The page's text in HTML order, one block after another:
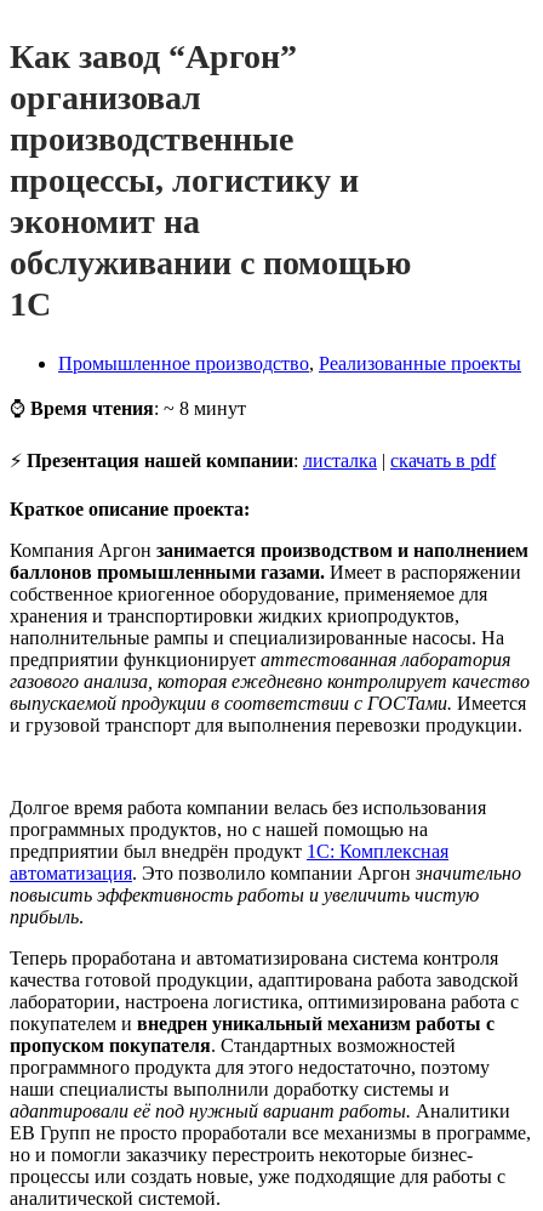
Как завод “Аргон”
организовал
производственные
процессы, логистику и
экономит на
обслуживании с помощью
1С
Промышленное производство, Реализованные проекты
⌚ Время чтения: ~ 8 минут
⚡ Презентация нашей компании: листалка | скачать в pdf
Краткое описание проекта:
Компания Аргон занимается производством и наполнением
баллонов промышленными газами. Имеет в распоряжении
собственное криогенное оборудование, применяемое для
хранения и транспортировки жидких криопродуктов,
наполнительные рампы и специализированные насосы. На
предприятии функционирует аттестованная лаборатория
газового анализа, которая ежедневно контролирует качество
выпускаемой продукции в соответствии с ГОСТами. Имеется
и грузовой транспорт для выполнения перевозки продукции.
Долгое время работа компании велась без использования
программных продуктов, но с нашей помощью на
предприятии был внедрён продукт 1С: Комплексная
автоматизация. Это позволило компании Аргонзначительно
повысить эффективность работы и увеличить чистую
прибыль.
Теперь проработана и автоматизирована система контроля
качества готовой продукции, адаптирована работа заводской
лаборатории, настроена логистика, оптимизирована работа с
покупателем и внедрен уникальный механизм работы с
пропуском покупателя. Стандартных возможностей
программного продукта для этого недостаточно, поэтому
наши специалисты выполнили доработку системы и
адаптировали её под нужный вариант работы. Аналитики
ЕВ Групп не просто проработали все механизмы в программе,
но и помогли заказчику перестроить некоторые бизнес-
процессы или создать новые, уже подходящие для работы с
аналитической системой.